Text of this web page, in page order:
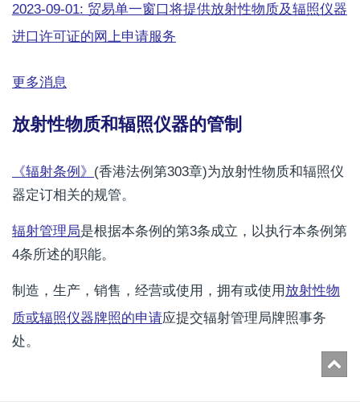
2023-09-01: 贸易单一窗口将提供放射性物质及辐照仪器
进口许可证的网上申请服务
更多消息
放射性物质和辐照仪器的管制
《辐射条例》 (香港法例第303章)为放射性物质和辐照仪
器定订相关的规管。
辐射管理局是根据本条例的第3条成立，以执行本条例第
4条所述的职能。
制造，生产，销售，经营或使用，拥有或使用 放射性物
质或辐照仪器牌照的申请应提交辐射管理局牌照事务
处。